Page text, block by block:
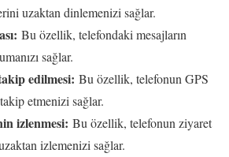
uzaktan dinlemenizi sağlar.
Bu özellik, telefondaki mesajların
sağlar.
edilmesi: Bu özellik, telefonun GPS
etmenizi sağlar.
izlenmesi: Bu özellik, telefonun ziyaret
izlemenizi sağlar.